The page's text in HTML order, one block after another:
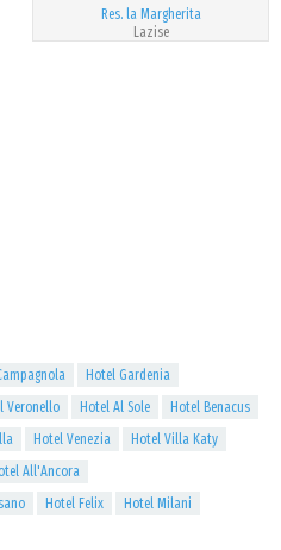
Res. la Margherita
Lazise
Hotel Gardenia
Veronello Hotel Al Sole
Hotel Benacus
Hotel Venezia
Hotel Villa Katy
All'Ancora
Hotel Felix
Hotel Milani